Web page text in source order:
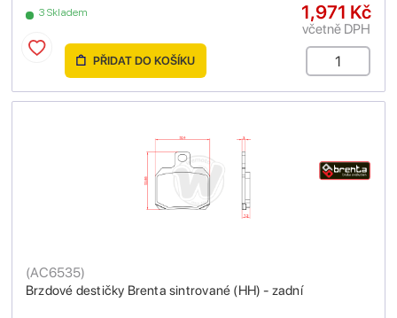
3 Skladem 1,971 Kč
včetně DPH
PŘIDAT DO KOŠÍKU
Brzdové destičky Brenta sintrované (HH) - zadní
(AC6535)